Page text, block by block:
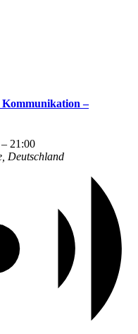
–
– 21:00
Deutschland